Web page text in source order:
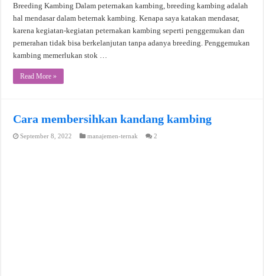
Breeding Kambing Dalam peternakan kambing, breeding kambing adalah
hal mendasar dalam beternak kambing. Kenapa saya katakan mendasar,
karena kegiatan-kegiatan peternakan kambing seperti penggemukan dan
pemerahan tidak bisa berkelanjutan tanpa adanya breeding. Penggemukan
kambing memerlukan stok …
Read More »
Cara membersihkan kandang kambing
September 8, 2022 manajemen-ternak 2